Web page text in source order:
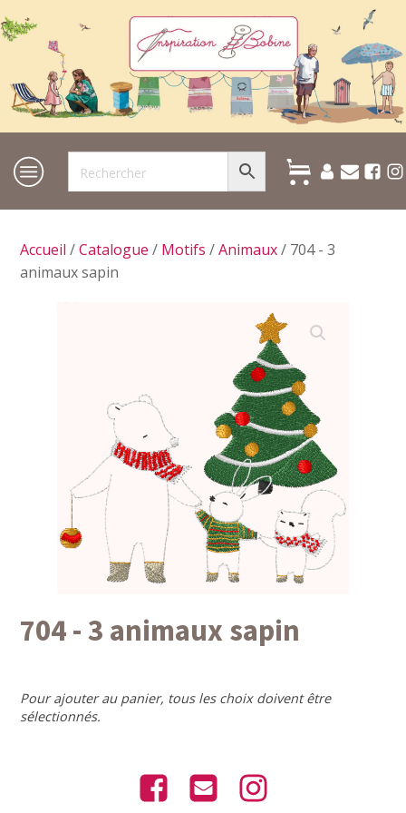
Accueil /Catalogue / Motifs /Animaux/ 704 - 3
animaux sapin
704 - 3 animaux sapin
Pour ajouter au panier, tous les choix doivent être
sélectionnés.